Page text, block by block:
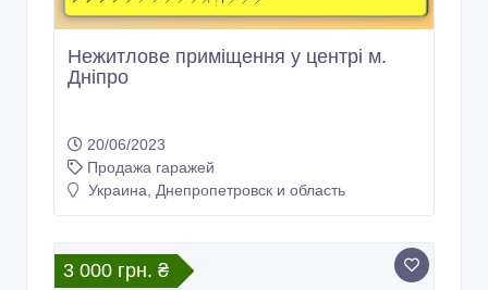
Нежитлове приміщення у центрі м.
Дніпро
20/06/2023
Продажа гаражей
Украина, Днепропетровск и область
3 000 грн. ₴